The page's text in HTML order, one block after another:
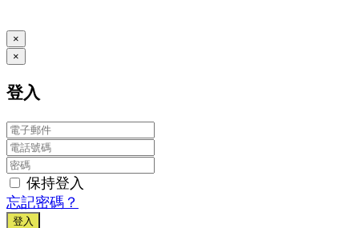
×
×
登入
保持登入
忘記密碼？
登入